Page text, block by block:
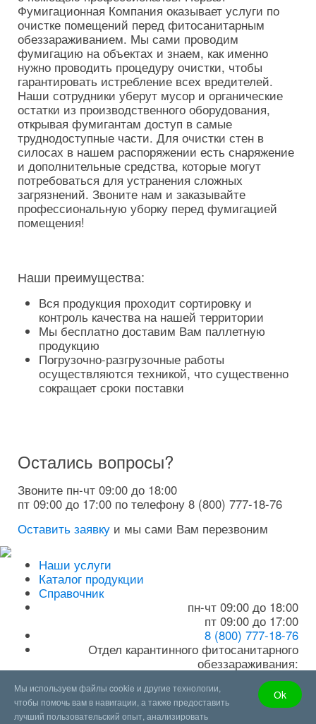
Фумигационная Компания оказывает услуги по
очистке помещений перед фитосанитарным
обеззараживанием. Мы сами проводим
фумигацию на объектах и знаем, как именно
нужно проводить процедуру очистки, чтобы
гарантировать истребление всех вредителей.
Наши сотрудники уберут мусор и органические
остатки из производственного оборудования,
открывая фумигантам доступ в самые
труднодоступные части. Для очистки стен в
силосах в нашем распоряжении есть снаряжение
и дополнительные средства, которые могут
потребоваться для устранения сложных
загрязнений. Звоните нам и заказывайте
профессиональную уборку перед фумигацией
помещения!
Наши преимущества:
Вся продукция проходит сортировку и
контроль качества на нашей территории
Мы бесплатно доставим Вам паллетную
продукцию
Погрузочно-разгрузочные работы
осуществляются техникой, что существенно
сокращает сроки поставки
Остались вопросы?
Звоните пн-чт 09:00 до 18:00
пт 09:00 до 17:00 по телефону 8 (800) 777-18-76
Оставить заявку и мы сами Вам перезвоним
Наши услуги
Каталог продукции
Справочник
пн-чт 09:00 до 18:00
пт 09:00 до 17:00
8 (800) 777-18-76
Отдел карантинного фитосанитарного
обеззараживания:
8 (800) 770-05-98
Отдел продаж:
+7 (499) 70-33-047
Оk
Мы используем файлы cookie и другие технологии,
чтобы помочь вам в навигации, а также предоставить
лучший пользовательский опыт, анализировать